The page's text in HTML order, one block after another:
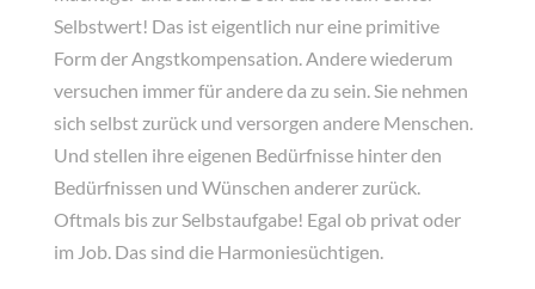
Selbstwert! Das ist eigentlich nur eine primitive
Form der Angstkompensation. Andere wiederum
versuchen immer für andere da zu sein. Sie nehmen
sich selbst zurück und versorgen andere Menschen.
Und stellen ihre eigenen Bedürfnisse hinter den
Bedürfnissen und Wünschen anderer zurück.
Oftmals bis zur Selbstaufgabe! Egal ob privat oder
im Job. Das sind die Harmoniesüchtigen.